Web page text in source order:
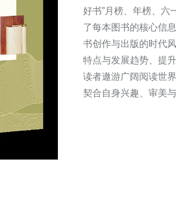
好书”月榜、年榜、六
了每本图书的核心信
书创作与出版的时代
特点与发展趋势、提
读者遨游广阔阅读世
契合自身兴趣、审美